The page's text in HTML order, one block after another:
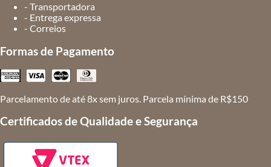
- Transportadora
- Entrega expressa
- Correios
Formas de Pagamento
Parcelamento de até 8x sem juros. Parcela mínima de R$150
Certificados de Qualidade e Segurança